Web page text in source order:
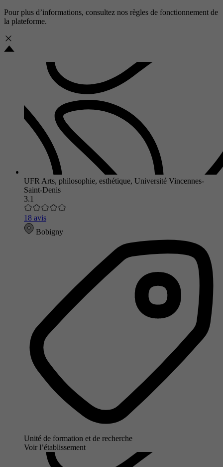
Pour plus d’informations, consultez nos règles de fonctionnement de
la plateforme.
UFR Arts, philosophie, esthétique, Université Vincennes-
Saint-Denis
3.1
18 avis
Bobigny
Unité de formation et de recherche
Voir l’établissement